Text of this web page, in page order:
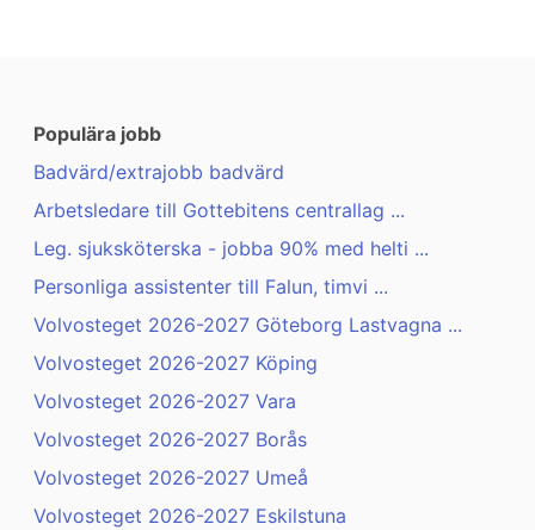
Populära jobb
Badvärd/extrajobb badvärd
Arbetsledare till Gottebitens centrallag ...
Leg. sjuksköterska - jobba 90% med helti ...
Personliga assistenter till Falun, timvi ...
Volvosteget 2026-2027 Göteborg Lastvagna ...
Volvosteget 2026-2027 Köping
Volvosteget 2026-2027 Vara
Volvosteget 2026-2027 Borås
Volvosteget 2026-2027 Umeå
Volvosteget 2026-2027 Eskilstuna